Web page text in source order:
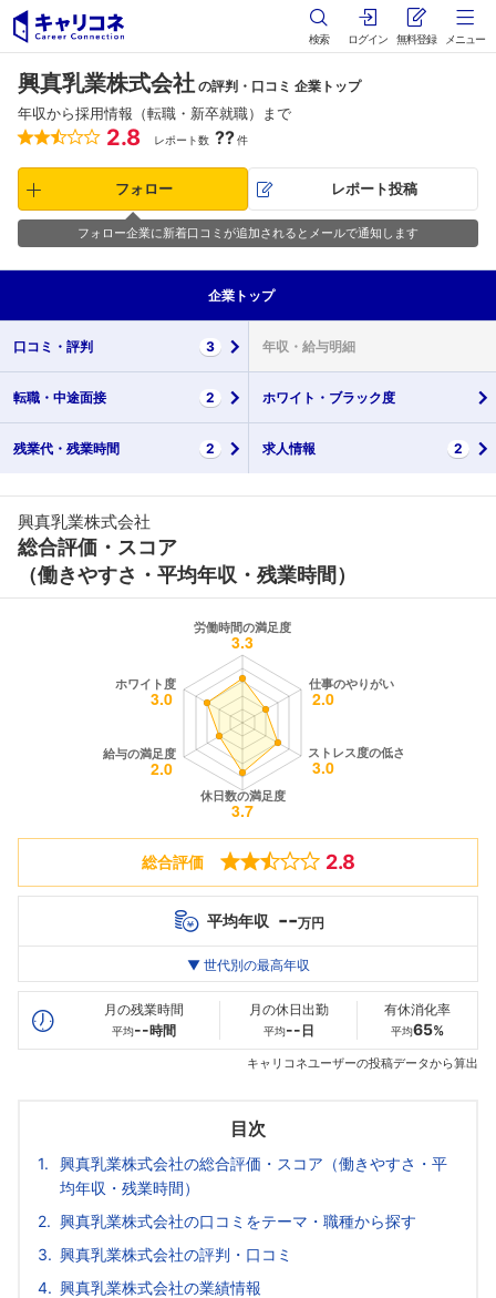
検索 ログイン 無料登録 メニュー
興真乳業株式会社 の評判・口コミ 企業トップ
年収から採用情報（転職・新卒就職）まで
2.8 レポート数 ??件
フォロー レポート投稿
フォロー企業に新着口コミが追加されるとメールで通知します
企業 トップ
口コミ・ 評判 3 年収・ 給与明細
転職・ 中途面接 2 ホワイト・ ブラック度
残業代・ 残業時間 2 求人情報 2
興真乳業株式会社
総合評価・スコア
（働きやすさ・平均年収・残業時間）
総合評価 2.8
平均年収 --万円
最高年収
20代
--万
30代
--万
--万
▼ 世代別の最高年収
月の残業時間
平均--時間
月の休日出勤
平均-- 日
有休消化率
平均65%
キャリコネユーザーの投稿データから算出
目次
興真乳業株式会社の総合評価・スコア（働きやすさ・平
均年収・残業時間）
興真乳業株式会社の口コミをテーマ・職種から探す
興真乳業株式会社の評判・口コミ
興真乳業株式会社の業績情報